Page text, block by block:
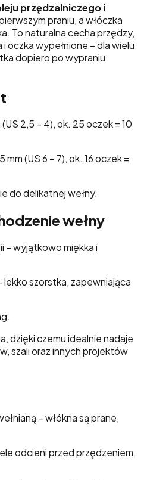
przędzalniczego i
praniu, a włóczka
To naturalna cecha przędzy,
oczka wypełnione – dla wielu
dopiero po wypraniu
2,5 – 4), ok. 25 oczek = 10
(US 6 – 7), ok. 16 oczek =
do delikatnej wełny.
wełny
– wyjątkowo miękka i
szorstka, zapewniająca
dzięki czemu idealnie nadaje
szali oraz innych projektów
– włókna są prane,
odcieni przed przędzeniem,